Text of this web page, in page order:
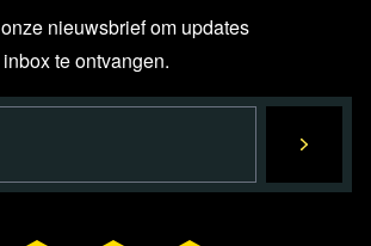
nieuwsbrief om updates
te ontvangen.